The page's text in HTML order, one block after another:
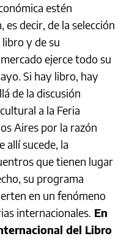
estén
decir, de la selección
y de su
ejerce todo su
Si hay libro, hay
de la discusión
a la Feria
Aires por la razón
allí sucede, la
que tienen lugar
su programa
en un fenómeno
internacionales. En
del Libro